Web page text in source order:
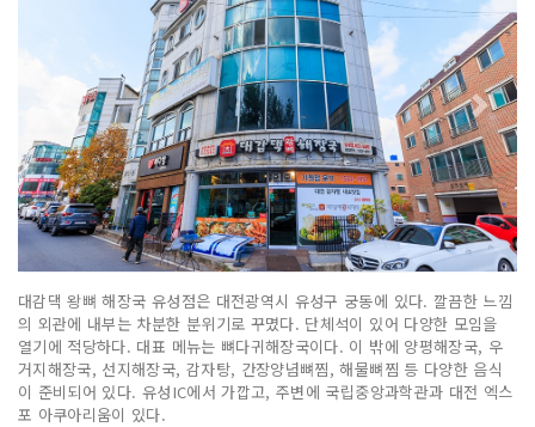
대감댁 왕뼈 해장국 유성점은 대전광역시 유성구 궁동에 있다. 깔끔한 느낌
의 외관에 내부는 차분한 분위기로 꾸몄다. 단체석이 있어 다양한 모임을
열기에 적당하다. 대표 메뉴는 뼈다귀해장국이다. 이 밖에 양평해장국, 우
거지해장국, 선지해장국, 감자탕, 간장양념뼈찜, 해물뼈찜 등 다양한 음식
이 준비되어 있다. 유성IC에서 가깝고, 주변에 국립중앙과학관과 대전 엑스
포 아쿠아리움이 있다.